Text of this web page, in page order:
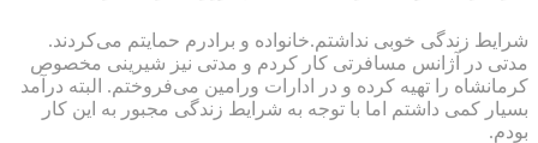
شرایط زندگی خوبی نداشتم.خانواده و برادرم حمایتم می‌کردند.
مدتی در آژانس مسافرتی کار کردم و مدتی نیز شیرینی مخصوص
کرمانشاه را تهیه کرده و در ادارات ورامین می‌فروختم. البته درآمد
بسیار کمی داشتم اما با توجه به شرایط زندگی مجبور به این کار
بودم.